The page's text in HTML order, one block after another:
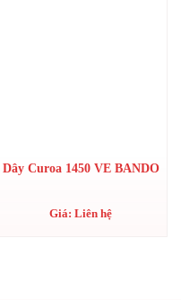
Dây Curoa 1450 VE BANDO
Giá: Liên hệ